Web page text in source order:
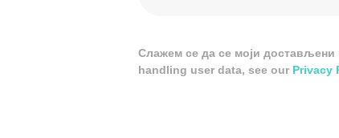
Слажем се да се моји достављени
handling user data, see our Privacy